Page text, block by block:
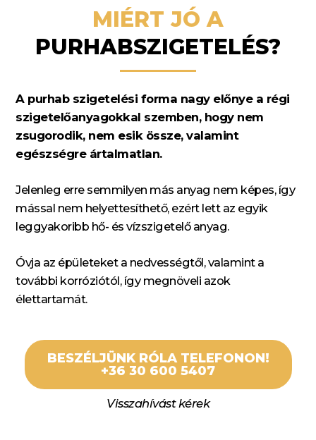
MIÉRT JÓ A
PURHABSZIGETELÉS?
A purhab szigetelési forma nagy előnye a régi
szigetelőanyagokkal szemben, hogy nem
zsugorodik, nem esik össze, valamint
egészségre ártalmatlan.
Jelenleg erre semmilyen más anyag nem képes, így
mással nem helyettesíthető, ezért lett az egyik
leggyakoribb hő- és vízszigetelő anyag.
Óvja az épületeket a nedvességtől, valamint a
további korróziótól, így megnöveli azok
élettartamát.
BESZÉLJÜNK RÓLA TELEFONON!
+36 30 600 5407
Visszahívást kérek